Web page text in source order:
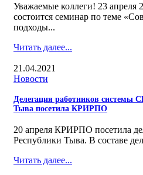
Уважаемые коллеги! 23 апреля
состоится семинар по теме
подходы...
Читать далее...
21.04.2021
Новости
Делегация работников системы
Тыва посетила КРИРПО
20 апреля КРИРПО посетила
Республики Тыва. В составе
Читать далее...